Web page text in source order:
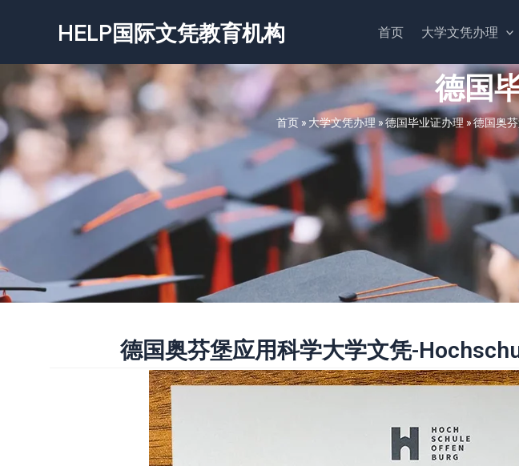
容
HELP国际文凭教育机构 首页 大学文凭办理
德国
首页» 大学文凭办理 »德国毕业证办理»德国奥
德国奥芬堡应用科学大学文凭-